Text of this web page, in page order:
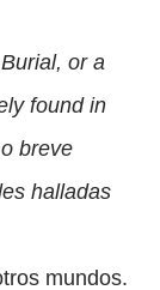
or a
found in
breve
halladas
mundos.